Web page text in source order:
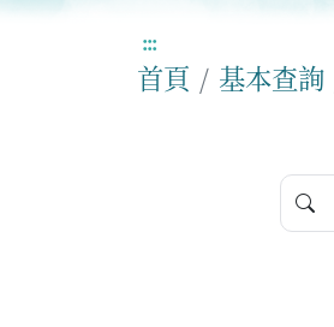
:::
首頁 基本查詢